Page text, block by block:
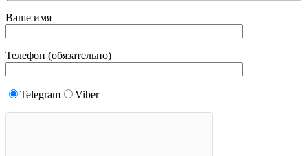
Ваше имя
Телефон (обязательно)
Telegram Viber